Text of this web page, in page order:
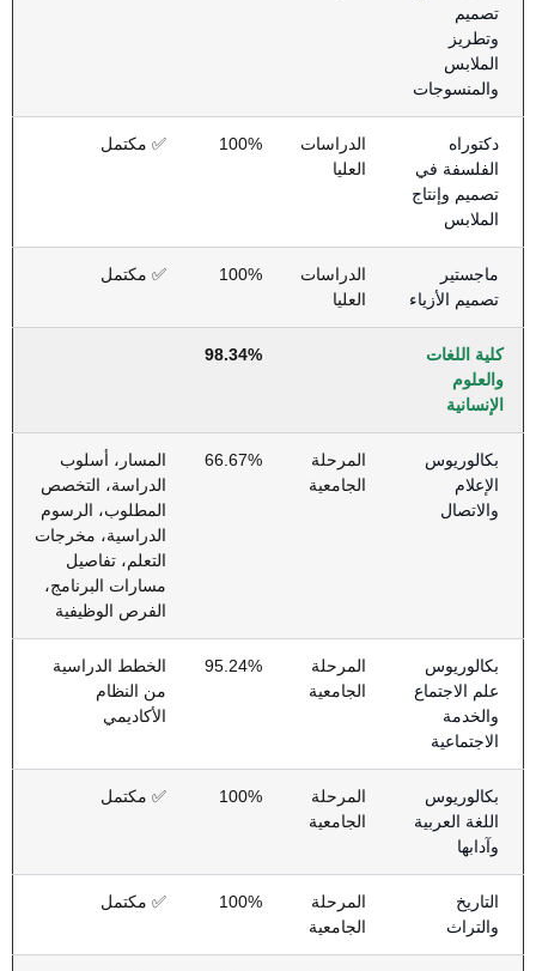
تصميم
وتطريز
الملابس
والمنسوجات
دكتوراه
الفلسفة في
تصميم وإنتاج
الملابس
الدراسات
العليا
100% ✅ مكتمل
ماجستير
تصميم الأزياء
الدراسات
العليا
100% ✅ مكتمل
كلية اللغات
والعلوم
الإنسانية
98.34%
بكالوريوس
الإعلام
والاتصال
المرحلة
الجامعية
66.67%
المسار، أسلوب
الدراسة، التخصص
المطلوب، الرسوم
الدراسية، مخرجات
التعلم، تفاصيل
مسارات البرنامج،
الفرص الوظيفية
بكالوريوس
علم الاجتماع
والخدمة
الاجتماعية
المرحلة
الجامعية
95.24%
الخطط الدراسية
من النظام
الأكاديمي
بكالوريوس
اللغة العربية
وآدابها
المرحلة
الجامعية
100% ✅ مكتمل
التاريخ
والتراث
المرحلة
الجامعية
100% ✅ مكتمل